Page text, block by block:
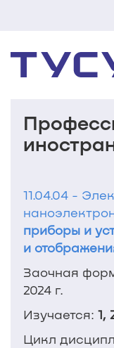
11.04.04 -
приборы и
и
Заочная
2024 г.
Изучается: 1,
Цикл